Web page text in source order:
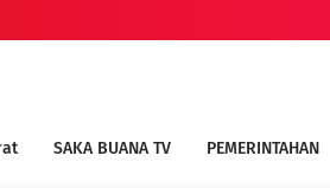
SAKA BUANA TV PEMERINTAHAN